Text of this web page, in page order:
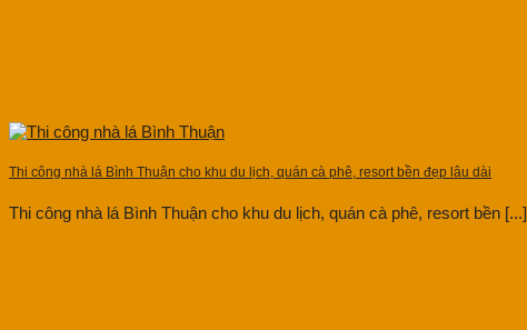
Thi công nhà lá Bình Thuận cho khu du lịch, quán cà phê, resort bền đẹp lâu dài
Thi công nhà lá Bình Thuận cho khu du lịch, quán cà phê, resort bền [...]